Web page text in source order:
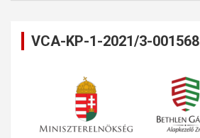
VCA-KP-1-2021/3-001568